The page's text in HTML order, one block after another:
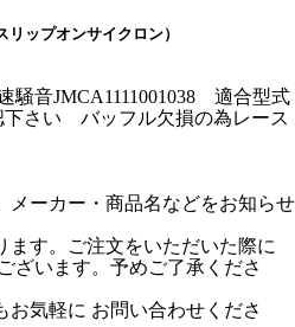
リップオンサイクロン）
騒音JMCA1111001038 適合型式
下さい バッフル欠損の為レース
メーカー・商品名などをお知らせ
ます。ご注文をいただいた際に
ざいます。予めご了承くださ
気軽に お問い合わせくださ